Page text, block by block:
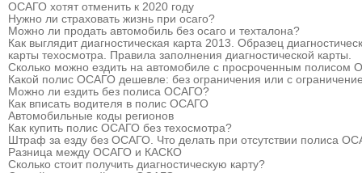
ОСАГО хотят отменить к 2020 году
Нужно ли страховать жизнь при осаго?
Можно ли продать автомобиль без осаго и техталона?
Как выглядит диагностическая карта 2013. Образец
карты техосмотра. Правила заполнения диагностической карты.
Сколько можно ездить на автомобиле с просроченным полисом
Какой полис ОСАГО дешевле: без ограничения или с
Можно ли ездить без полиса ОСАГО?
Как вписать водителя в полис ОСАГО
Автомобильные коды регионов
Как купить полис ОСАГО без техосмотра?
Штраф за езду без ОСАГО. Что делать при отсутствии полиса
Разница между ОСАГО и КАСКО
Сколько стоит получить диагностическую карту?